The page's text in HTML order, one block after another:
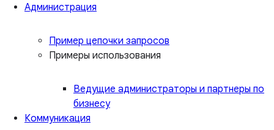
Администрация
Пример цепочки запросов
Примеры использования
Ведущие администраторы и партнеры по
бизнесу
Коммуникация